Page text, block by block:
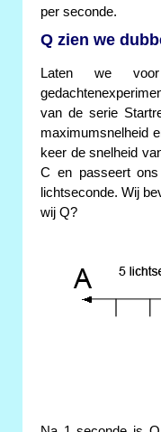
per seconde.
Q zien we
Laten we
van de serie
maximumsnelheid
keer de snelheid
C en passeert
lichtseconde. Wij
wij Q?